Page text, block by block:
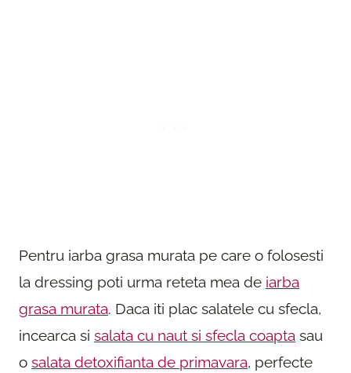
Pentru iarba grasa murata pe care o folosesti
la dressing poti urma reteta mea de iarba
grasa murata. Daca iti plac salatele cu sfecla,
incearca si salata cu naut si sfecla coapta sau
o salata detoxifianta de primavara, perfecte